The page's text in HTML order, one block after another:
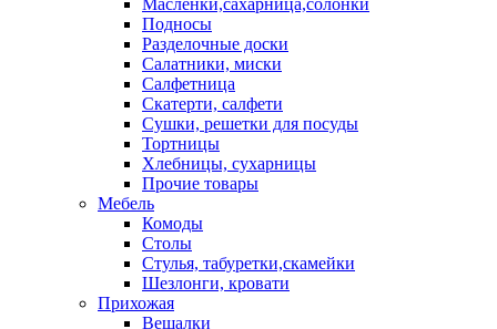
Масленки,сахарница,солонки
Подносы
Разделочные доски
Салатники, миски
Салфетница
Скатерти, салфети
Сушки, решетки для посуды
Тортницы
Хлебницы, сухарницы
Прочие товары
Мебель
Комоды
Столы
Стулья, табуретки,скамейки
Шезлонги, кровати
Прихожая
Вешалки